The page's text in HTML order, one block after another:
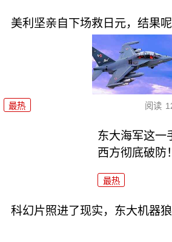
美利坚亲自下场救日元，结果
最热 阅读
东大海军这一
西方彻底破防！
最热
科幻片照进了现实，东大机器狼